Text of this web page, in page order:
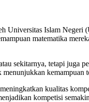
Islam
matematika
sekitarnya, tetapi juga
kualitas
kompetisi